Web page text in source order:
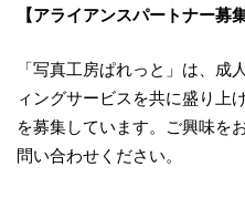
【アライアンスパートナー募集
「写真工房ぱれっと」は、成
ィングサービスを共に盛り上
を募集しています。ご興味を
問い合わせください。